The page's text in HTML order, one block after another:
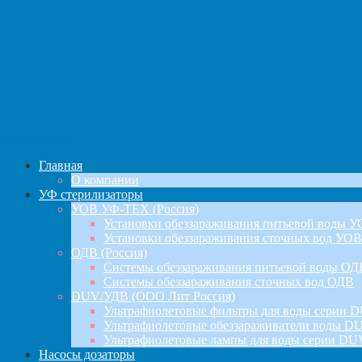
Главная
О компании
УФ стерилизаторы
УОВ УФ-ТЕХ (Россия)
Установки обеззараживания питьевой воды
Установки обеззараживания сточных вод УОВ
ОДВ (Россия)
Системы обеззараживания питьевой воды
Системы обеззараживания сточных вод ОДВ
DUV/УДВ (ООО Лит Россия)
Ультрафиолетовые фильтры для воды серии
Ультрафиолетовые обеззараживатели воды
Ультрафиолетовые лампы для воды серии
Насосы дозаторы